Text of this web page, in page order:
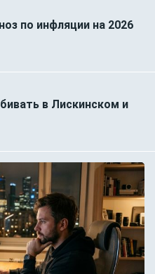
по инфляции на 2026
в Лискинском и